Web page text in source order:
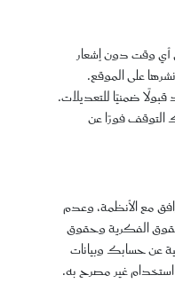
وقت دون إشعار
على الموقع.
ضمنيًا للتعديلات.
فورًا عن
مع الأنظمة، وعدم
الفكرية وحقوق
عن حسابك وبيانات
استخدام غير مصرح به.